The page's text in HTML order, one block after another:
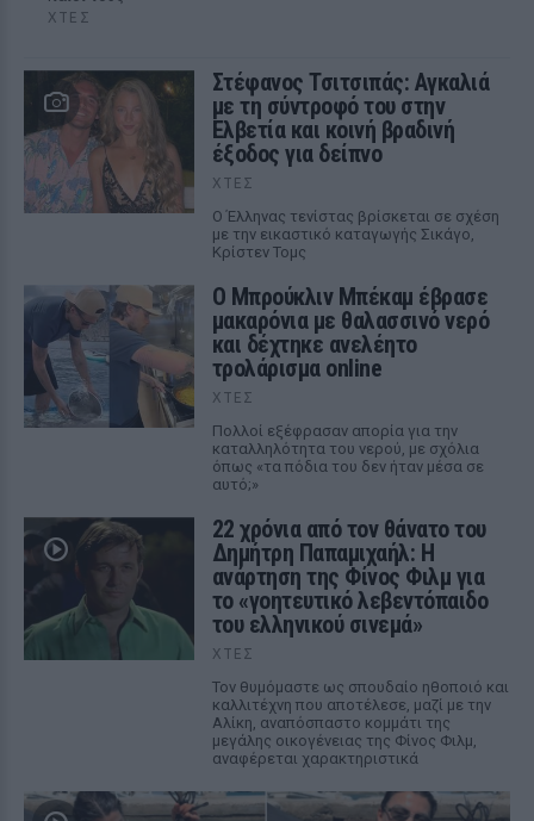
ΧΤΕΣ
Στέφανος Τσιτσιπάς: Αγκαλιά
με τη σύντροφό του στην
Ελβετία και κοινή βραδινή
έξοδος για δείπνο
ΧΤΕΣ
Ο Έλληνας τενίστας βρίσκεται σε σχέση
με την εικαστικό καταγωγής Σικάγο,
Κρίστεν Τομς
Ο Μπρούκλιν Μπέκαμ έβρασε
μακαρόνια με θαλασσινό νερό
και δέχτηκε ανελέητο
τρολάρισμα online
ΧΤΕΣ
Πολλοί εξέφρασαν απορία για την
καταλληλότητα του νερού, με σχόλια
όπως «τα πόδια του δεν ήταν μέσα σε
αυτό;»
22 χρόνια από τον θάνατο του
Δημήτρη Παπαμιχαήλ: Η
ανάρτηση της Φίνος Φιλμ για
το «γοητευτικό λεβεντόπαιδο
του ελληνικού σινεμά»
ΧΤΕΣ
Τον θυμόμαστε ως σπουδαίο ηθοποιό και
καλλιτέχνη που αποτέλεσε, μαζί με την
Αλίκη, αναπόσπαστο κομμάτι της
μεγάλης οικογένειας της Φίνος Φιλμ,
αναφέρεται χαρακτηριστικά